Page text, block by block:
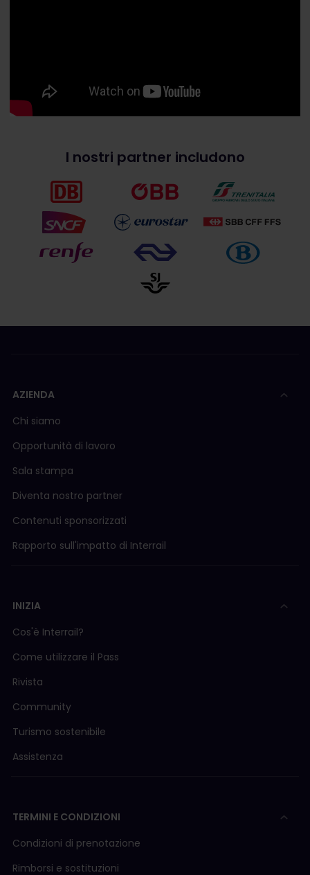
I nostri partner includono
AZIENDA
Chi siamo
Opportunità di lavoro
Sala stampa
Diventa nostro partner
Contenuti sponsorizzati
Rapporto sull'impatto di Interrail
INIZIA
Cos'è Interrail?
Come utilizzare il Pass
Rivista
Community
Turismo sostenibile
Assistenza
TERMINI E CONDIZIONI
Condizioni di prenotazione
Rimborsi e sostituzioni